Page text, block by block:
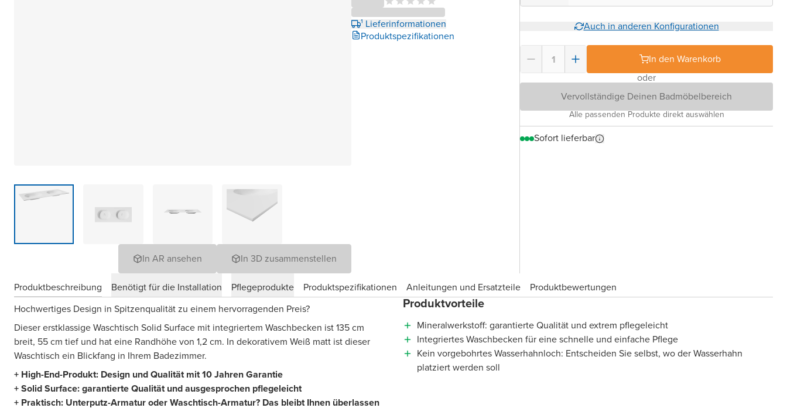
In AR ansehen In 3D zusammenstellen
¹ Lieferinformationen
Produktspezifikationen
Auch in anderen Konfigurationen
In den Warenkorb
oder
Vervollständige Deinen Badmöbelbereich
Alle passenden Produkte direkt auswählen
Sofort lieferbar
Produktbeschreibung Benötigt für die Installation Pflegeprodukte Produktspezifikationen Anleitungen und Ersatzteile
Produktbewertungen
Hochwertiges Design in Spitzenqualität zu einem hervorragenden Preis?
Dieser erstklassige Waschtisch Solid Surface mit integriertem Waschbecken ist 135 cm
breit, 55 cm tief und hat eine Randhöhe von 1,2 cm. In dekorativem Weiß matt ist dieser
Waschtisch ein Blickfang in Ihrem Badezimmer.
+ High-End-Produkt: Design und Qualität mit 10 Jahren Garantie
+ Solid Surface: garantierte Qualität und ausgesprochen pflegeleicht
+ Praktisch: Unterputz-Armatur oder Waschtisch-Armatur? Das bleibt Ihnen überlassen
Produktvorteile
Mineralwerkstoff: garantierte Qualität und extrem pflegeleicht
Integriertes Waschbecken für eine schnelle und einfache Pflege
Kein vorgebohrtes Wasserhahnloch: Entscheiden Sie selbst, wo der Wasserhahn
platziert werden soll